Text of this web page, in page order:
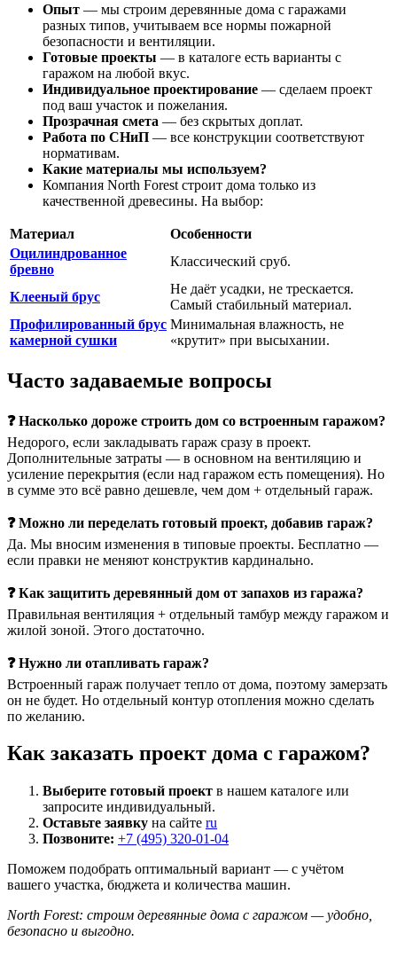
Опыт — мы строим деревянные дома с гаражами
разных типов, учитываем все нормы пожарной
безопасности и вентиляции.
Готовые проекты — в каталоге есть варианты с
гаражом на любой вкус.
Индивидуальное проектирование — сделаем проект
под ваш участок и пожелания.
Прозрачная смета — без скрытых доплат.
Работа по СНиП — все конструкции соответствуют
нормативам.
Какие материалы мы используем?
Компания North Forest строит дома только из
качественной древесины. На выбор:
Материал
Особенности
Оцилиндрованное
бревно
Классический сруб.
Клееный брус
Не даёт усадки, не трескается.
Самый стабильный материал.
Профилированный брус
камерной сушки
Минимальная влажность, не
«крутит» при высыхании.
Часто задаваемые вопросы
❓ Насколько дороже строить дом со встроенным гаражом?
Недорого, если закладывать гараж сразу в проект.
Дополнительные затраты — в основном на вентиляцию и
усиление перекрытия (если над гаражом есть помещения). Но
в сумме это всё равно дешевле, чем дом + отдельный гараж.
❓ Можно ли переделать готовый проект, добавив гараж?
Да. Мы вносим изменения в типовые проекты. Бесплатно —
если правки не меняют конструктив кардинально.
❓ Как защитить деревянный дом от запахов из гаража?
Правильная вентиляция + отдельный тамбур между гаражом и
жилой зоной. Этого достаточно.
❓ Нужно ли отапливать гараж?
Встроенный гараж получает тепло от дома, поэтому замерзать
он не будет. Но отдельный контур отопления можно сделать
по желанию.
Как заказать проект дома с гаражом?
Выберите готовый проект в нашем каталоге или
запросите индивидуальный.
Оставьте заявку на сайте ru
Позвоните: +7 (495) 320-01-04
Поможем подобрать оптимальный вариант — с учётом
вашего участка, бюджета и количества машин.
North Forest: строим деревянные дома с гаражом — удобно,
безопасно и выгодно.